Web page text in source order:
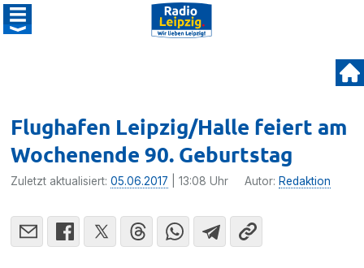
Flughafen Leipzig/Halle feiert am
Wochenende 90. Geburtstag
Zuletzt aktualisiert:05.06.2017 | 13:08 Uhr Autor: Redaktion